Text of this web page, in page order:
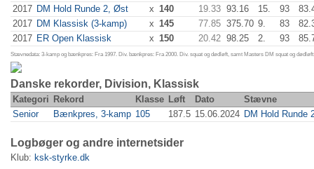
2017 DM Hold Runde 2, Øst x 140 19.33 93.16 15. 93
2017 DM Klassisk (3-kamp) x 145 77.85 375.70 9. 83
2017 ER Open Klassisk x 150 20.42 98.25 2. 93
Stævnedata: 3-kamp og bænkpres: Fra 1997. Div. bænkpres: Fra 2000. Div. squat og dødløft, samt Masters DM squat og
Danske rekorder, Division, Klassisk
Kategori Rekord Klasse Løft Dato
Stævne
Senior
Bænkpres, 3-kamp 105 187.5 15.06.2024 DM Hold Runde
Logbøger og andre internetsider
Klub: ksk-styrke.dk